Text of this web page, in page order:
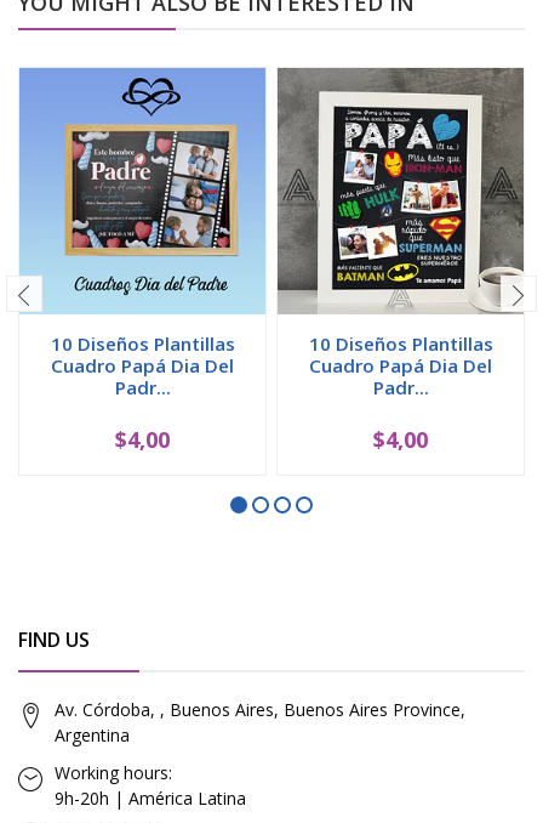
10 Diseños Plantillas
Cuadro Papá Dia Del
Padr...
$4,00
10 Diseños Plantillas
Cuadro Papá Dia Del
Padr...
$4,00
FIND US
Av. Córdoba, , Buenos Aires, Buenos Aires Province,
Argentina
Working hours:
9h-20h | América Latina